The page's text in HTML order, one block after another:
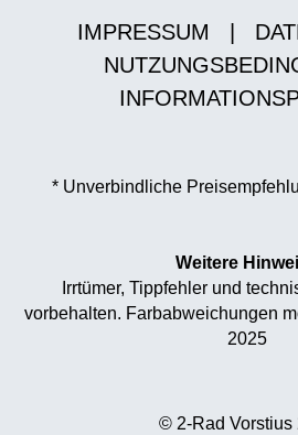
IMPRESSUM
* Unverbindliche
Weitere
Irrtümer, Tippfehler und
vorbehalten. Farbabweichungen
2025
© 2-Rad Vorstius